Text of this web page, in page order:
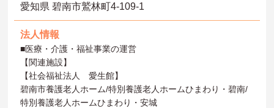
愛知県 碧南市鷲林町4-109-1
法人情報
■医療・介護・福祉事業の運営
【関連施設】
【社会福祉法人 愛生館】
碧南市養護老人ホーム/特別養護老人ホームひまわり・碧南/
特別養護老人ホームひまわり・安城